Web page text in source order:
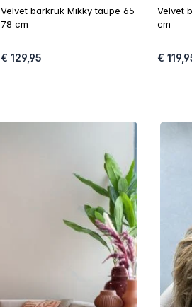
Velvet barkruk Mikky taupe 65-
78 cm
€ 129,95
Velvet
cm
€